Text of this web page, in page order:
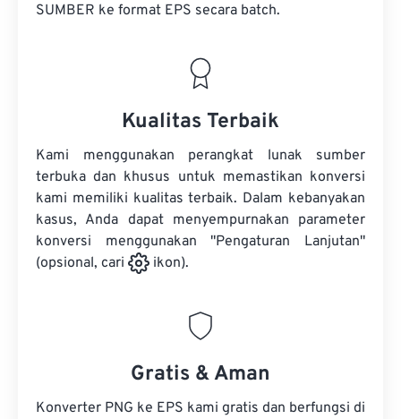
SUMBER ke format EPS secara batch.
Kualitas Terbaik
Kami menggunakan perangkat lunak sumber
terbuka dan khusus untuk memastikan konversi
kami memiliki kualitas terbaik. Dalam kebanyakan
kasus, Anda dapat menyempurnakan parameter
konversi menggunakan "Pengaturan Lanjutan"
(opsional, cari
ikon).
Gratis & Aman
Konverter PNG ke EPS kami gratis dan berfungsi di